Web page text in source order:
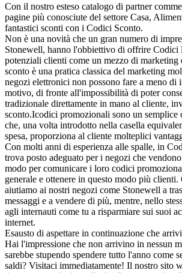
Con il nostro esteso catalogo di partner
pagine più conosciute del settore Casa,
fantastici sconti con i Codici Sconto.
Non è una novità che un gran numero di
Stonewell, hanno l'obbiettivo di offrire Codici
potenziali clienti come un mezzo di marketing
sconto è una pratica classica del marketing
negozi elettronici non possono fare a meno di
motivo, di fronte all'impossibilità di poter
tradizionale direttamente in mano al cliente,
sconto.Icodici promozionali sono un semplice
che, una volta introdotto nella casella
spesa, proporziona al cliente molteplici
Con molti anni di esperienza alle spalle, in
trova posto adeguato per i negozi che
modo per comunicare i loro codici
generale e ottenere in questo modo più
aiutiamo ai nostri negozi come Stonewell a
messaggi e a vendere di più, mentre, nello
agli internauti come tu a risparmiare sui suoi
internet.
Esausto di aspettare in continuazione che
Hai l'impressione che non arrivino in nessun
sarebbe stupendo spendere tutto l'anno come
saldi? Visitaci immediatamente! Il nostro sito